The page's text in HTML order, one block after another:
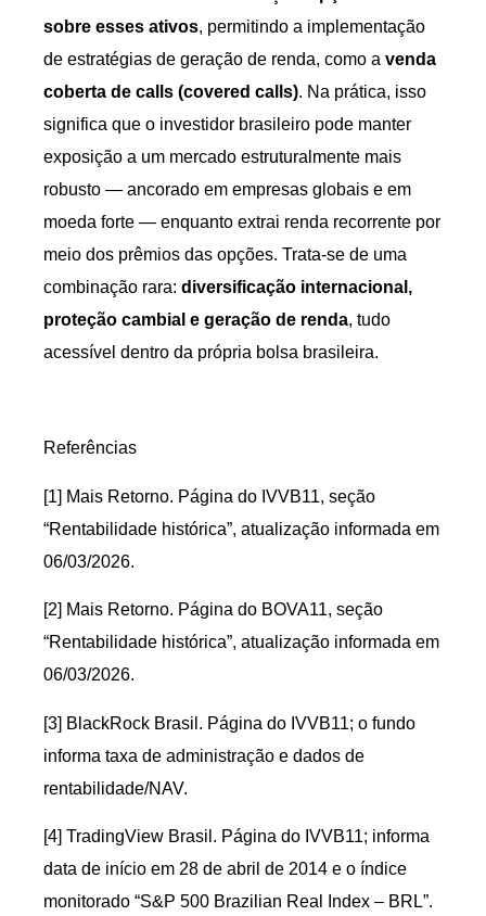
sobre esses ativos, permitindo a implementação
de estratégias de geração de renda, como a venda
coberta de calls (covered calls). Na prática, isso
significa que o investidor brasileiro pode manter
exposição a um mercado estruturalmente mais
robusto — ancorado em empresas globais e em
moeda forte — enquanto extrai renda recorrente por
meio dos prêmios das opções. Trata-se de uma
combinação rara: diversificação internacional,
proteção cambial e geração de renda, tudo
acessível dentro da própria bolsa brasileira.
Referências
[1] Mais Retorno. Página do IVVB11, seção
“Rentabilidade histórica”, atualização informada em
06/03/2026.
[2] Mais Retorno. Página do BOVA11, seção
“Rentabilidade histórica”, atualização informada em
06/03/2026.
[3] BlackRock Brasil. Página do IVVB11; o fundo
informa taxa de administração e dados de
rentabilidade/NAV.
[4] TradingView Brasil. Página do IVVB11; informa
data de início em 28 de abril de 2014 e o índice
monitorado “S&P 500 Brazilian Real Index – BRL”.